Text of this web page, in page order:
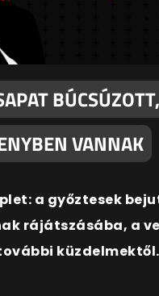
VANNAK
a győztesek
rájátszásába, a
küzdelmektől.